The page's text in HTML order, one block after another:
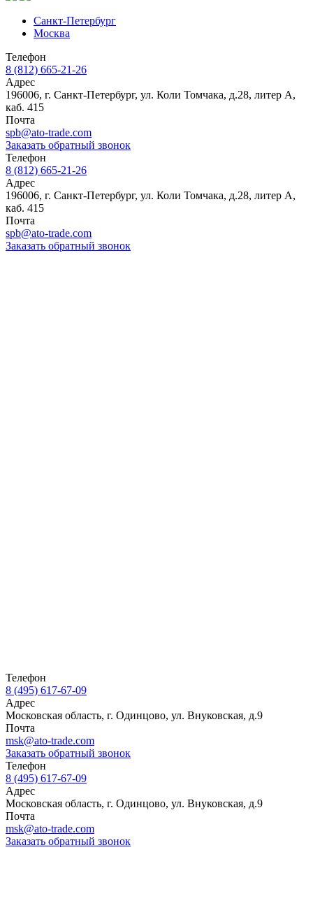
Санкт-Петербург
Москва
Телефон
8 (812) 665-21-26
Адрес
196006, г. Санкт-Петербург, ул. Коли Томчака, д.28, литер А,
каб. 415
Почта
spb@ato-trade.com
Заказать обратный звонок
Телефон
8 (812) 665-21-26
Адрес
196006, г. Санкт-Петербург, ул. Коли Томчака, д.28, литер А,
каб. 415
Почта
spb@ato-trade.com
Заказать обратный звонок
Телефон
8 (495) 617-67-09
Адрес
Московская область, г. Одинцово, ул. Внуковская, д.9
Почта
msk@ato-trade.com
Заказать обратный звонок
Телефон
8 (495) 617-67-09
Адрес
Московская область, г. Одинцово, ул. Внуковская, д.9
Почта
msk@ato-trade.com
Заказать обратный звонок